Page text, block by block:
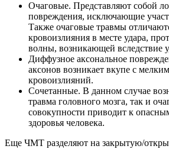
Очаговые. Представляют собой
повреждения, исключающие
Также очаговые травмы
кровоизлияния в месте удара,
волны, возникающей вследствие
Диффузное аксональное
аксонов возникает вкупе с
кровоизлияний.
Сочетанные. В данном случае
травма головного мозга, так и
совокупности приводит к
здоровья человека.
Еще ЧМТ разделяют на закрытую/